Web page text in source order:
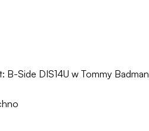
B-Side DIS14U w Tommy Badman